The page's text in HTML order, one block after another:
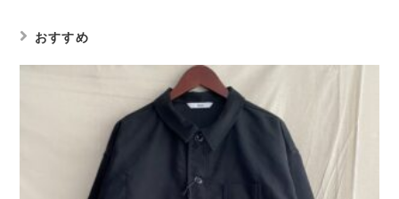
おすすめ